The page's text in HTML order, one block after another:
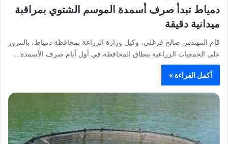
دمياط تبدأ صرف أسمدة الموسم الشتوي بمراقبة
ميدانية دقيقة
قام المهندس صالح فرغلي، وكيل وزارة الزراعة بمحافظة دمياط، بالمرور
على الجمعيات الزراعية بنطاق المحافظة في أول أيام صرف الأسمدة…
أكمل القراءة »